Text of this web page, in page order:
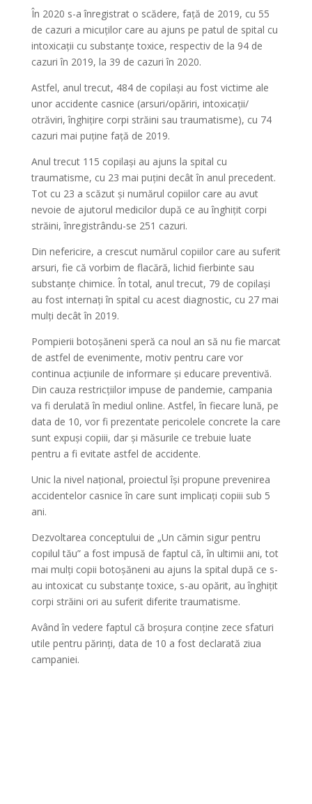
În 2020 s-a înregistrat o scădere, față de 2019, cu 55
de cazuri a micuților care au ajuns pe patul de spital cu
intoxicații cu substanțe toxice, respectiv de la 94 de
cazuri în 2019, la 39 de cazuri în 2020.
Astfel, anul trecut, 484 de copilași au fost victime ale
unor accidente casnice (arsuri/opăriri, intoxicații/
otrăviri, înghițire corpi străini sau traumatisme), cu 74
cazuri mai puține față de 2019.
Anul trecut 115 copilași au ajuns la spital cu
traumatisme, cu 23 mai puțini decât în anul precedent.
Tot cu 23 a scăzut și numărul copiilor care au avut
nevoie de ajutorul medicilor după ce au înghițit corpi
străini, înregistrându-se 251 cazuri.
Din nefericire, a crescut numărul copiilor care au suferit
arsuri, fie că vorbim de flacără, lichid fierbinte sau
substanțe chimice. În total, anul trecut, 79 de copilași
au fost internați în spital cu acest diagnostic, cu 27 mai
mulți decât în 2019.
Pompierii botoșăneni speră ca noul an să nu fie marcat
de astfel de evenimente, motiv pentru care vor
continua acțiunile de informare și educare preventivă.
Din cauza restricțiilor impuse de pandemie, campania
va fi derulată în mediul online. Astfel, în fiecare lună, pe
data de 10, vor fi prezentate pericolele concrete la care
sunt expuși copiii, dar și măsurile ce trebuie luate
pentru a fi evitate astfel de accidente.
Unic la nivel național, proiectul își propune prevenirea
accidentelor casnice în care sunt implicați copiii sub 5
ani.
Dezvoltarea conceptului de „Un cămin sigur pentru
copilul tău” a fost impusă de faptul că, în ultimii ani, tot
mai mulți copii botoșăneni au ajuns la spital după ce s-
au intoxicat cu substanțe toxice, s-au opărit, au înghițit
corpi străini ori au suferit diferite traumatisme.
Având în vedere faptul că broșura conține zece sfaturi
utile pentru părinți, data de 10 a fost declarată ziua
campaniei.